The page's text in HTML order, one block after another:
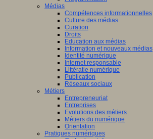
Médias
Compétences informationnelles
Culture des médias
Curation
Droits
Education aux médias
Information et nouveaux médias
Identité numérique
Internet responsable
Littératie numérique
Publication
Réseaux sociaux
Métiers
Entrepreneuriat
Entreprises
Evolutions des métiers
Métiers du numérique
Orientation
Pratiques numériques